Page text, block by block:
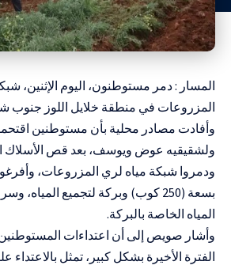
المسار : دمر مستوطنون، اليوم الإثنين،
المزروعات في منطقة خلايل اللوز جنوب
وأفادت مصادر محلية بأن مستوطنين
ولشقيقيه عوض ويوسف، بعد قص الأسلاك
ودمروا شبكة مياه لري المزروعات،
بسعة (250 كوب) وبركة لتجميع
المياه الخاصة بالبركة.
وأشار صويص إلى أن اعتداءات
الفترة الأخيرة بشكل كبير، تمثل بالاعتداء